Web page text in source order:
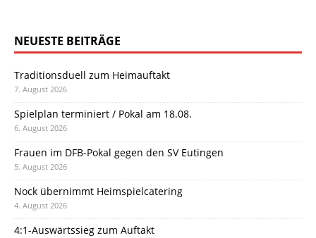
NEUESTE BEITRÄGE
Traditionsduell zum Heimauftakt
7. August 2026
Spielplan terminiert / Pokal am 18.08.
6. August 2026
Frauen im DFB-Pokal gegen den SV Eutingen
5. August 2026
Nock übernimmt Heimspielcatering
4. August 2026
4:1-Auswärtssieg zum Auftakt